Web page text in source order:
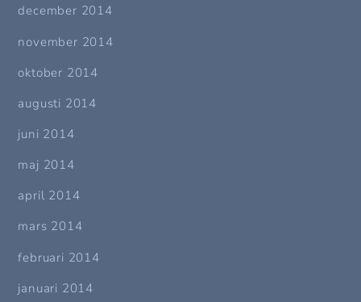
december 2014
november 2014
oktober 2014
augusti 2014
juni 2014
maj 2014
april 2014
mars 2014
februari 2014
januari 2014